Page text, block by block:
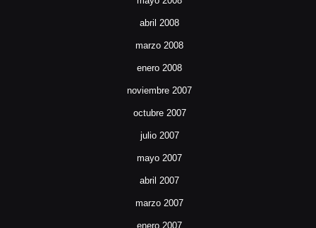
abril 2008
marzo 2008
enero 2008
noviembre 2007
octubre 2007
julio 2007
mayo 2007
abril 2007
marzo 2007
enero 2007